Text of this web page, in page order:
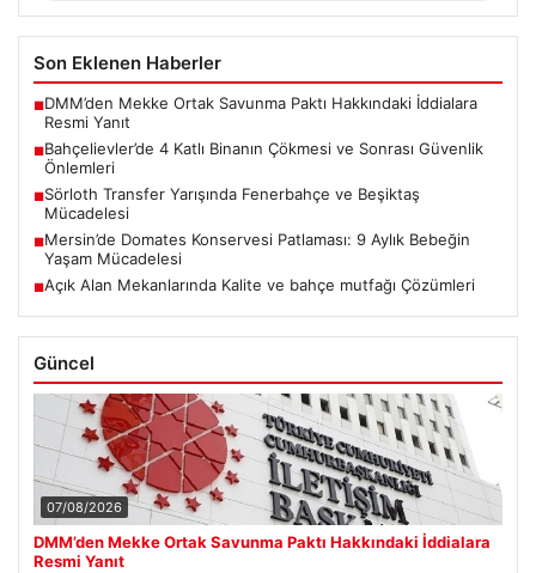
Son Eklenen Haberler
■DMM’den Mekke Ortak Savunma Paktı Hakkındaki İddialara
Resmi Yanıt
■Bahçelievler’de 4 Katlı Binanın Çökmesi ve Sonrası Güvenlik
Önlemleri
■Sörloth Transfer Yarışında Fenerbahçe ve Beşiktaş
Mücadelesi
■Mersin’de Domates Konservesi Patlaması: 9 Aylık Bebeğin
Yaşam Mücadelesi
■Açık Alan Mekanlarında Kalite ve bahçe mutfağı Çözümleri
Güncel
07/08/2026
DMM’den Mekke Ortak Savunma Paktı Hakkındaki İddialara
Resmi Yanıt